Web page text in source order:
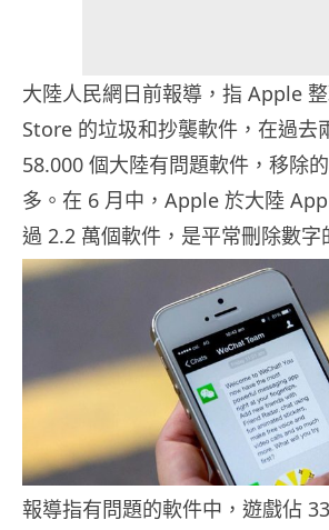
大陸人民網日前報導，指 Apple
Store 的垃圾和抄襲軟件，在過去
58.000 個大陸有問題軟件，移除
多。在 6 月中，Apple 於大陸
過 2.2 萬個軟件，是平常刪除數字
報導指有問題的軟件中，遊戲佔